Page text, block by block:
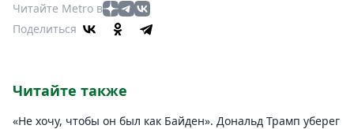
Читайте Metro в
Поделиться
Читайте также
«Не хочу, чтобы он был как Байден». Дональд Трамп уберег